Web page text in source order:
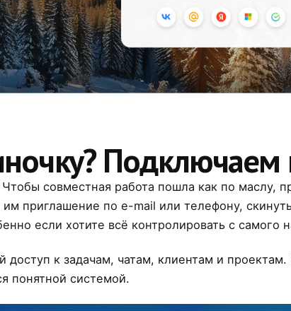
совместная работа пошла как по маслу,
приглашение по e-mail или телефону,
если хотите всё контролировать с самого
к задачам, чатам, клиентам и проектам.
понятной системой.